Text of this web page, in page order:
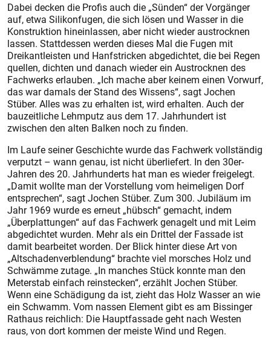
Dabei decken die Profis auch die „Sünden“ der Vorgänger
auf, etwa Silikonfugen, die sich lösen und Wasser in die
Konstruktion hineinlassen, aber nicht wieder austrocknen
lassen. Stattdessen werden dieses Mal die Fugen mit
Dreikantleisten und Hanfstricken abgedichtet, die bei Regen
quellen, dichten und danach wieder ein Austrocknen des
Fachwerks erlauben. „Ich mache aber keinem einen Vorwurf,
das war damals der Stand des Wissens“, sagt Jochen
Stüber. Alles was zu erhalten ist, wird erhalten. Auch der
bauzeitliche Lehmputz aus dem 17. Jahrhundert ist
zwischen den alten Balken noch zu finden.
Im Laufe seiner Geschichte wurde das Fachwerk vollständig
verputzt – wann genau, ist nicht überliefert. In den 30er-
Jahren des 20. Jahrhunderts hat man es wieder freigelegt.
„Damit wollte man der Vorstellung vom heimeligen Dorf
entsprechen“, sagt Jochen Stüber. Zum 300. Jubiläum im
Jahr 1969 wurde es erneut „hübsch“ gemacht, indem
„Überplattungen“ auf das Fachwerk genagelt und mit Leim
abgedichtet wurden. Mehr als ein Drittel der Fassade ist
damit bearbeitet worden. Der Blick hinter diese Art von
„Altschadenverblendung“ brachte viel morsches Holz und
Schwämme zutage. „In manches Stück konnte man den
Meterstab einfach reinstecken“, erzählt Jochen Stüber.
Wenn eine Schädigung da ist, zieht das Holz Wasser an wie
ein Schwamm. Vom nassen Element gibt es am Bissinger
Rathaus reichlich: Die Hauptfassade geht nach Westen
raus, von dort kommen der meiste Wind und Regen.